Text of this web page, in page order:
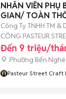
NHÂN VIÊN PHỤ
GIAN/ TOÀN
Công Ty TNHH TM &
CÔNG PASTEUR
Đến 9 triệu/
Phường Bến Nghé
Pasteur Street Craft